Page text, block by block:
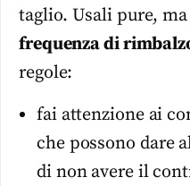
taglio. Usali pure,
frequenza di
regole:
fai attenzione ai
che possono dare
di non avere il